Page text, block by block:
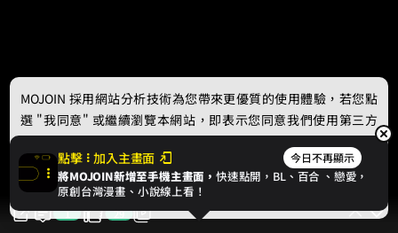
1 29
點擊 加入主畫面 今日不再顯示
將MOJOIN新增至手機主畫面，快速點開，BL、 百合 、戀愛，
原創台灣漫畫、小說線上看！
MOJOIN 採用網站分析技術為您帶來更優質的使用體驗，若您點
選 "我同意" 或繼續瀏覽本網站，即表示您同意我們使用第三方
Cookie，欲瞭解更多資訊請見隱私權政策。
我同意